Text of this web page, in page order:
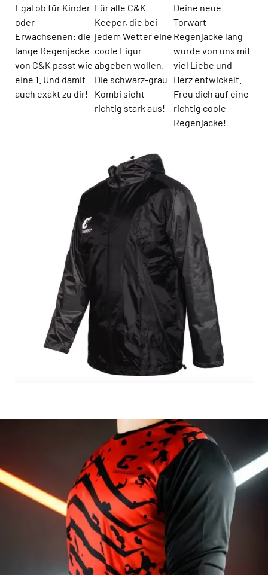
Egal ob für Kinder
oder
Erwachsenen: die
lange Regenjacke
von C&K passt wie
eine 1. Und damit
auch exakt zu dir!
Für alle C&K
Keeper, die bei
jedem Wetter eine
coole Figur
abgeben wollen.
Die schwarz-grau
Kombi sieht
richtig stark aus!
Deine neue
Torwart
Regenjacke lang
wurde von uns mit
viel Liebe und
Herz entwickelt.
Freu dich auf eine
richtig coole
Regenjacke!